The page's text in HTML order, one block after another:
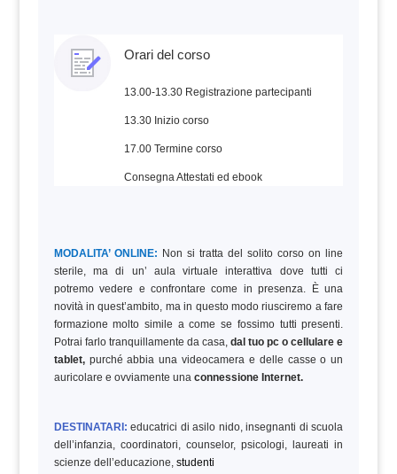
Orari del corso
13.00-13.30 Registrazione partecipanti
13.30 Inizio corso
17.00 Termine corso
Consegna Attestati ed ebook
MODALITA’ ONLINE: Non si tratta del solito corso on line
sterile, ma di un’ aula virtuale interattiva dove tutti ci
potremo vedere e confrontare come in presenza. È una
novità in quest’ambito, ma in questo modo riusciremo a fare
formazione molto simile a come se fossimo tutti presenti.
Potrai farlo tranquillamente da casa, dal tuo pc o cellulare e
tablet,purché abbia una videocamera e delle casse o un
auricolare e ovviamente una connessione Internet.
DESTINATARI: educatrici di asilo nido, insegnanti di scuola
dell’infanzia, coordinatori, counselor, psicologi, laureati in
scienze dell’educazione, studenti